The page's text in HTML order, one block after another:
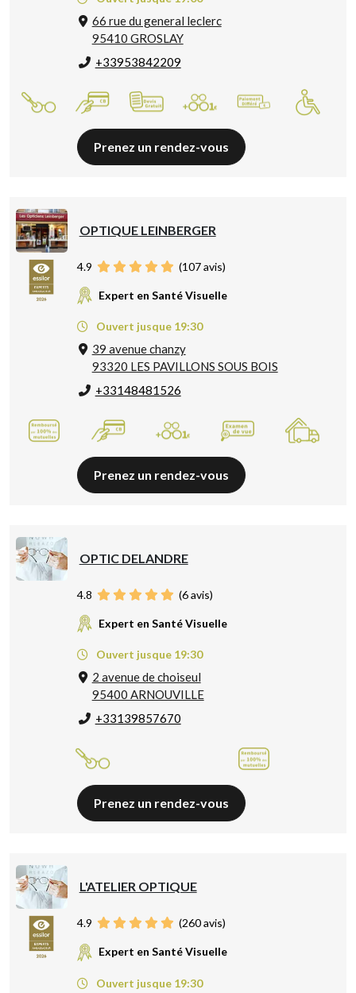
66 rue du general leclerc
95410 GROSLAY
+33953842209
Prenez un rendez-vous
OPTIQUE LEINBERGER
4.9 (107avis)
Expert en Santé Visuelle
Ouvert jusque 19:30
39 avenue chanzy
93320 LES PAVILLONS SOUS BOIS
+33148481526
Prenez un rendez-vous
OPTIC DELANDRE
4.8 (6avis)
Expert en Santé Visuelle
Ouvert jusque 19:30
2 avenue de choiseul
95400 ARNOUVILLE
+33139857670
Prenez un rendez-vous
L'ATELIER OPTIQUE
4.9 (260avis)
Expert en Santé Visuelle
Ouvert jusque 19:30